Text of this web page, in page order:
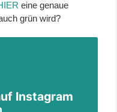
eine genaue
grün wird?
Instagram